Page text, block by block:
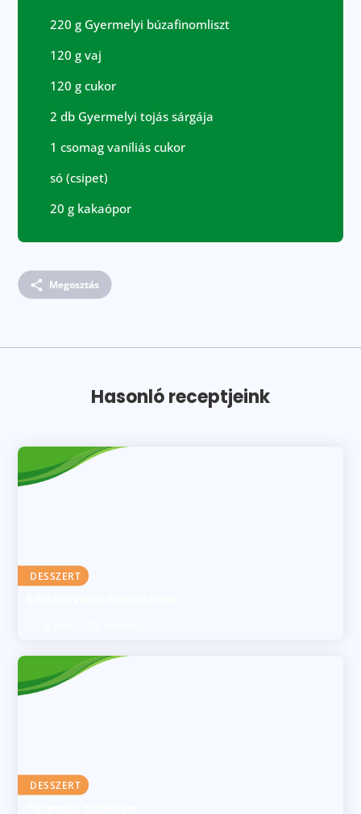
220 g Gyermelyi búzafinomliszt
120 g vaj
120 g cukor
2 db Gyermelyi tojás sárgája
1 csomag vaníliás cukor
só (csipet)
20 g kakaópor
Megosztás
Hasonló receptjeink
DESSZERT
DESSZERT